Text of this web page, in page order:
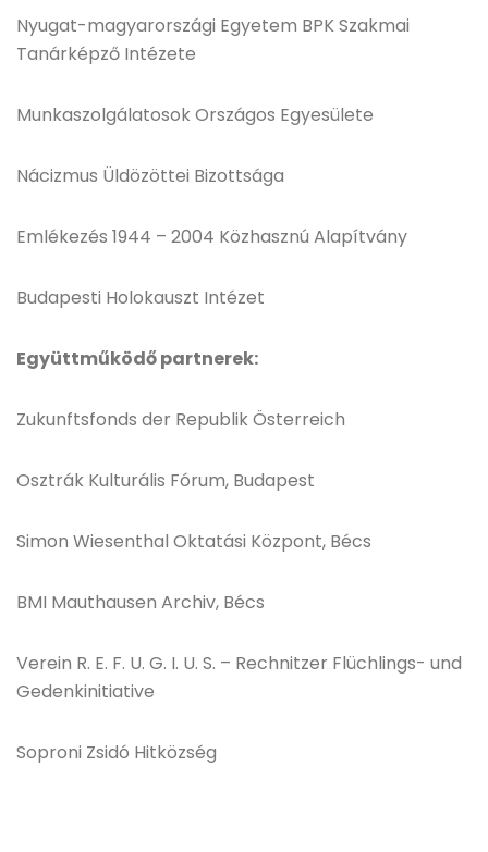
Nyugat-magyarországi Egyetem BPK Szakmai
Tanárképző Intézete
Munkaszolgálatosok Országos Egyesülete
Nácizmus Üldözöttei Bizottsága
Emlékezés 1944 – 2004 Közhasznú Alapítvány
Budapesti Holokauszt Intézet
Együttműködő partnerek:
Zukunftsfonds der Republik Österreich
Osztrák Kulturális Fórum, Budapest
Simon Wiesenthal Oktatási Központ, Bécs
BMI Mauthausen Archiv, Bécs
Verein R. E. F. U. G. I. U. S. – Rechnitzer Flüchlings- und
Gedenkinitiative
Soproni Zsidó Hitközség